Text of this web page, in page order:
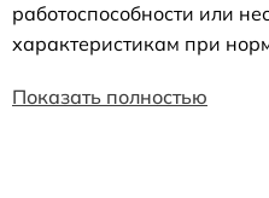
работоспособности или
характеристикам при
Показать полностью